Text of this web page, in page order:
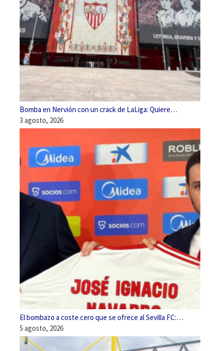
Bomba en Nervión con un crack de LaLiga: Quiere…
3 agosto, 2026
El bombazo a coste cero que se ofrece al Sevilla FC:…
5 agosto, 2026